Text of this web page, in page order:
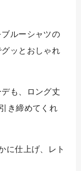
ルーシャツの
ッとおしゃれ
も、ロング丈
き締めてくれ
に仕上げ、レト